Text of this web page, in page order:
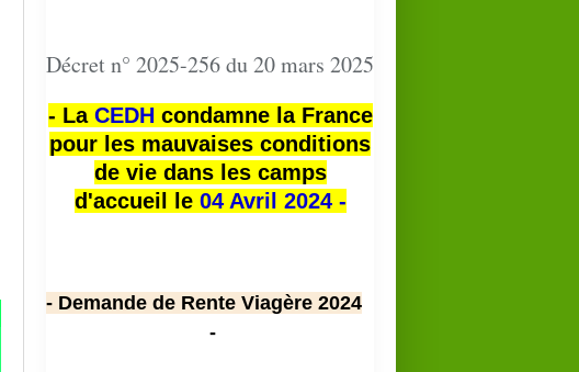
Décret n° 2025-256 du 20 mars 2025
- La CEDHcondamne la France
pour les mauvaises conditions
de vie dans les camps
d'accueil le 04 Avril 2024 -
- Demande de Rente Viagère 2024
-